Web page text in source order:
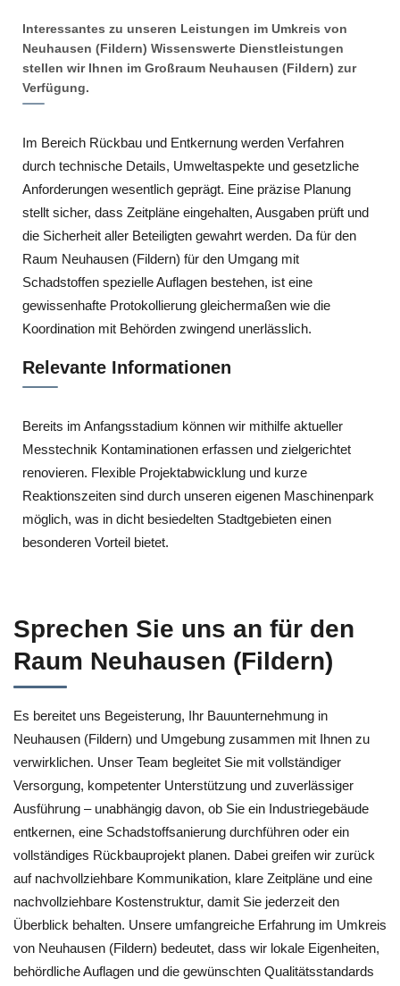
Interessantes zu unseren Leistungen im Umkreis von
Neuhausen (Fildern) Wissenswerte Dienstleistungen
stellen wir Ihnen im Großraum Neuhausen (Fildern) zur
Verfügung.
Im Bereich Rückbau und Entkernung werden Verfahren
durch technische Details, Umweltaspekte und gesetzliche
Anforderungen wesentlich geprägt. Eine präzise Planung
stellt sicher, dass Zeitpläne eingehalten, Ausgaben prüft und
die Sicherheit aller Beteiligten gewahrt werden. Da für den
Raum Neuhausen (Fildern) für den Umgang mit
Schadstoffen spezielle Auflagen bestehen, ist eine
gewissenhafte Protokollierung gleichermaßen wie die
Koordination mit Behörden zwingend unerlässlich.
Relevante Informationen
Bereits im Anfangsstadium können wir mithilfe aktueller
Messtechnik Kontaminationen erfassen und zielgerichtet
renovieren. Flexible Projektabwicklung und kurze
Reaktionszeiten sind durch unseren eigenen Maschinenpark
möglich, was in dicht besiedelten Stadtgebieten einen
besonderen Vorteil bietet.
Sprechen Sie uns an für den
Raum Neuhausen (Fildern)
Es bereitet uns Begeisterung, Ihr Bauunternehmung in
Neuhausen (Fildern) und Umgebung zusammen mit Ihnen zu
verwirklichen. Unser Team begleitet Sie mit vollständiger
Versorgung, kompetenter Unterstützung und zuverlässiger
Ausführung – unabhängig davon, ob Sie ein Industriegebäude
entkernen, eine Schadstoffsanierung durchführen oder ein
vollständiges Rückbauprojekt planen. Dabei greifen wir zurück
auf nachvollziehbare Kommunikation, klare Zeitpläne und eine
nachvollziehbare Kostenstruktur, damit Sie jederzeit den
Überblick behalten. Unsere umfangreiche Erfahrung im Umkreis
von Neuhausen (Fildern) bedeutet, dass wir lokale Eigenheiten,
behördliche Auflagen und die gewünschten Qualitätsstandards